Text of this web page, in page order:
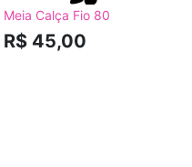
Meia Calça Fio 80
R$ 45,00